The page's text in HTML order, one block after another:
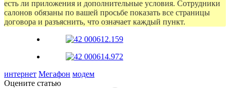
есть ли приложения и дополнительные условия. Сотрудники
салонов обязаны по вашей просьбе показать все страницы
договора и разъяснить, что означает каждый пункт.
интернет Мегафон модем
Оцените статью